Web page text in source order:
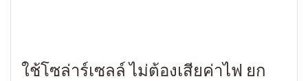
ใช้โซล่าร์เซลล์ ไม่ต้องเสียค่าไฟ ยก